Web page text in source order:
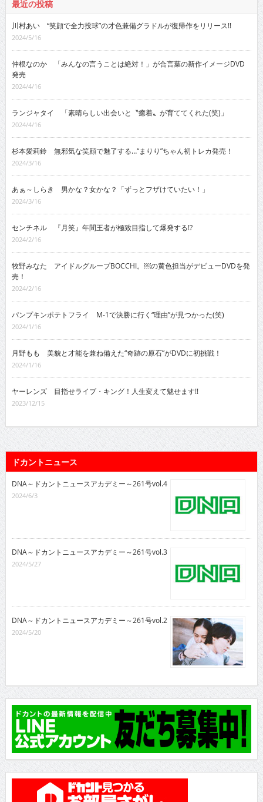
最近の投稿
川村あい “笑顔で全力投球”の才色兼備グラドルが復帰作をリリース!!
2024/5/16
仲根なのか 「みんなの言うことは絶対！」が合言葉の新作イメージDVD
発売
2024/4/16
ランジャタイ 「素晴らしい出会いと〝癒着〟が育ててくれた(笑)」
2024/4/16
杉本愛莉鈴 無邪気な笑顔で魅了する…“まりり”ちゃん初トレカ発売！
2024/3/16
あぁ～しらき 男かな？女かな？「ずっとフザけていたい！」
2024/3/16
センチネル 『月笑』年間王者が極致目指して爆発する!?
2024/2/16
牧野みなた アイドルグループBOCCHI。￼の黄色担当がデビューDVDを発
売！
2024/2/16
パンプキンポテトフライ M-1で決勝に行く“理由”が見つかった(笑)
2024/1/16
月野もも 美貌と才能を兼ね備えた“奇跡の原石”がDVDに初挑戦！
2024/1/16
ヤーレンズ 目指せライブ・キング！人生変えて魅せます!!
2023/12/15
ドカントニュース
DNA～ドカントニュースアカデミー～261号vol.4
2024/6/3
DNA～ドカントニュースアカデミー～261号vol.3
2024/5/27
DNA～ドカントニュースアカデミー～261号vol.2
2024/5/20